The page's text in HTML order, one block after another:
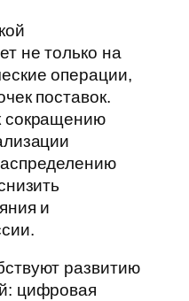
не только на
операции,
поставок.
сокращению
и
развитию
цифровая